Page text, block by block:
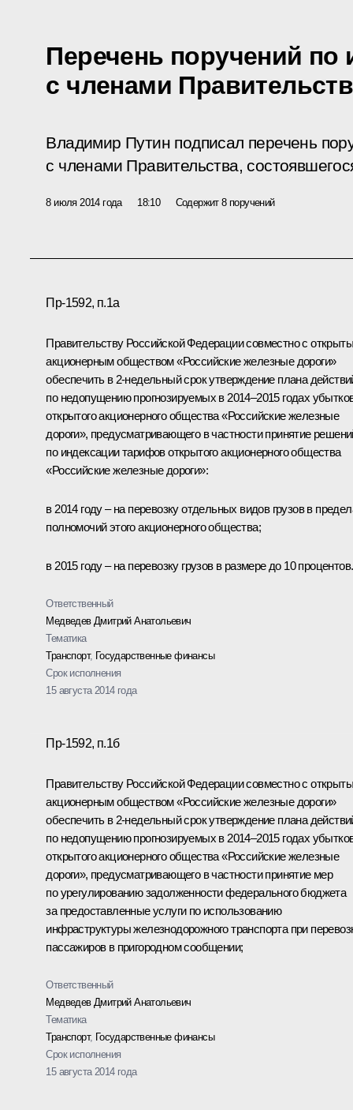
Перечень поручений по
с членами
Владимир Путин подписал перечень
с членами Правительства,
8 июля 2014 года 18:10 Содержит 8 поручений
Пр-1592, п.1а
Правительству Российской Федерации совместно с
акционерным обществом «Российские железные дороги»
обеспечить в 2-недельный срок утверждение плана
по недопущению прогнозируемых в 2014–2015 годах
открытого акционерного общества «Российские железные
дороги», предусматривающего в частности принятие
по индексации тарифов открытого акционерного общества
«Российские железные дороги»:
в 2014 году – на перевозку отдельных видов грузов в
полномочий этого акционерного общества;
в 2015 году – на перевозку грузов в размере до 10 процентов.
Ответственный
Медведев Дмитрий Анатольевич
Тематика
Транспорт, Государственные финансы
Срок исполнения
15 августа 2014 года
Пр-1592, п.1б
Правительству Российской Федерации совместно с
акционерным обществом «Российские железные дороги»
обеспечить в 2-недельный срок утверждение плана
по недопущению прогнозируемых в 2014–2015 годах
открытого акционерного общества «Российские железные
дороги», предусматривающего в частности принятие мер
по урегулированию задолженности федерального бюджета
за предоставленные услуги по использованию
инфраструктуры железнодорожного транспорта при
пассажиров в пригородном сообщении;
Ответственный
Медведев Дмитрий Анатольевич
Тематика
Транспорт, Государственные финансы
Срок исполнения
15 августа 2014 года